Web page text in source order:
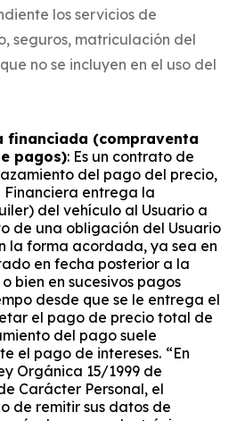
los servicios de
seguros, matriculación del
no se incluyen en el uso del
financiada (compraventa
pagos): Es un contrato de
del pago del precio,
entrega la
del vehículo al Usuario a
de una obligación del Usuario
la forma acordada, ya sea en
en fecha posterior a la
bien en sucesivos pagos
desde que se le entrega el
el pago de precio total de
del pago suele
el pago de intereses. “En
Orgánica 15/1999 de
Carácter Personal, el
de remitir sus datos de